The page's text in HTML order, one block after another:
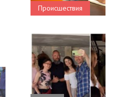
Происшествия